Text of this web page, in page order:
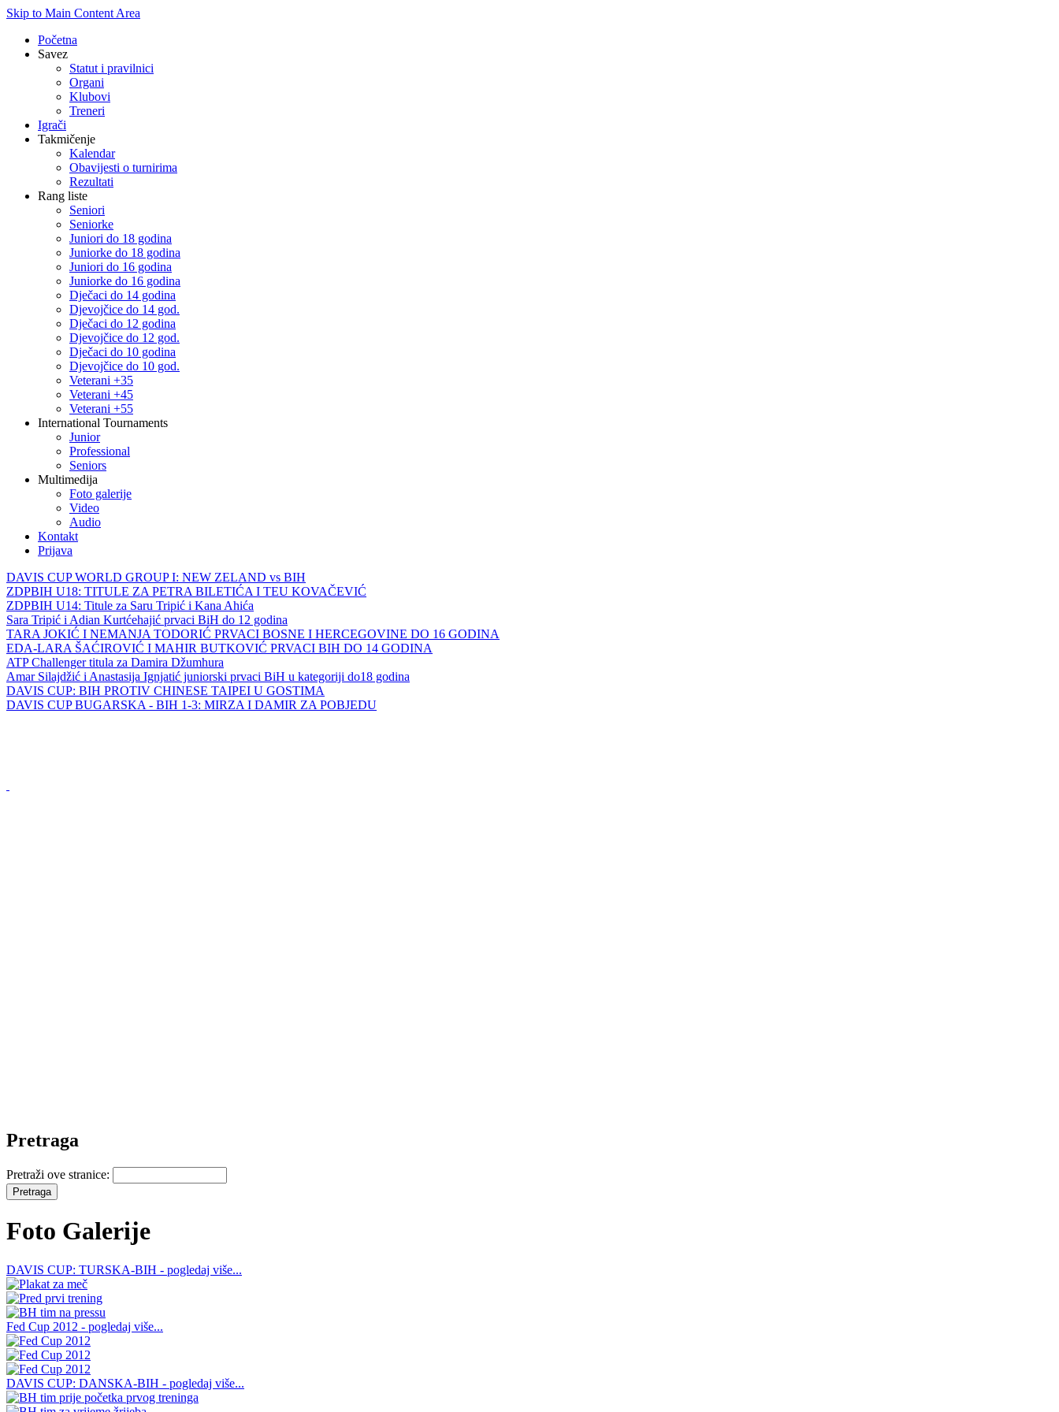
Skip to Main Content Area
Početna
Savez
Statut i pravilnici
Organi
Klubovi
Treneri
Igrači
Takmičenje
Kalendar
Obavijesti o turnirima
Rezultati
Rang liste
Seniori
Seniorke
Juniori do 18 godina
Juniorke do 18 godina
Juniori do 16 godina
Juniorke do 16 godina
Dječaci do 14 godina
Djevojčice do 14 god.
Dječaci do 12 godina
Djevojčice do 12 god.
Dječaci do 10 godina
Djevojčice do 10 god.
Veterani +35
Veterani +45
Veterani +55
International Tournaments
Junior
Professional
Seniors
Multimedija
Foto galerije
Video
Audio
Kontakt
Prijava
DAVIS CUP WORLD GROUP I: NEW ZELAND vs BIH
ZDPBIH U18: TITULE ZA PETRA BILETIĆA I TEU KOVAČEVIĆ
ZDPBIH U14: Titule za Saru Tripić i Kana Ahića
Sara Tripić i Adian Kurtćehajić prvaci BiH do 12 godina
TARA JOKIĆ I NEMANJA TODORIĆ PRVACI BOSNE I HERCEGOVINE DO 16 GODINA
EDA-LARA ŠAĆIROVIĆ I MAHIR BUTKOVIĆ PRVACI BIH DO 14 GODINA
ATP Challenger titula za Damira Džumhura
Amar Silajdžić i Anastasija Ignjatić juniorski prvaci BiH u kategoriji do18 godina
DAVIS CUP: BIH PROTIV CHINESE TAIPEI U GOSTIMA
DAVIS CUP BUGARSKA - BIH 1-3: MIRZA I DAMIR ZA POBJEDU
Pretraga
Pretraži ove stranice:
Foto Galerije
DAVIS CUP: TURSKA-BIH - pogledaj više...
Fed Cup 2012 - pogledaj više...
DAVIS CUP: DANSKA-BIH - pogledaj više...